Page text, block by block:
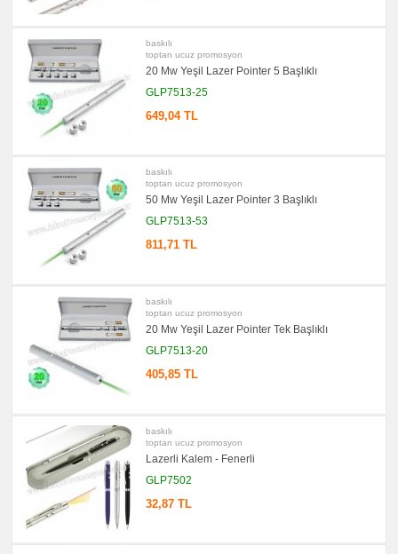
baskılı
toptan ucuz promosyon
20 Mw Yeşil Lazer Pointer 5 Başlıklı
GLP7513-25
649,04 TL
baskılı
toptan ucuz promosyon
50 Mw Yeşil Lazer Pointer 3 Başlıklı
GLP7513-53
811,71 TL
baskılı
toptan ucuz promosyon
20 Mw Yeşil Lazer Pointer Tek Başlıklı
GLP7513-20
405,85 TL
baskılı
toptan ucuz promosyon
Lazerli Kalem - Fenerli
GLP7502
32,87 TL
Seti
Kalemlik
promosyon
Kartvizitlik
promosyon
Radyo
promosyon
Bloknot
promosyon
Bardak
Altlığı
&
Para
Tabağı
promosyon
Sekreter
Bloknot
promosyon
Masa
Seti
&
promosyon
Yapışkan
Notluk
Seti
&
Not
Tutucu
promosyon